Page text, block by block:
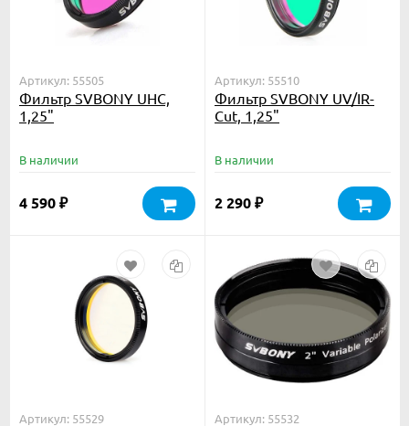
Артикул: 55505
Фильтр SVBONY UHC,
1,25"
В наличии
4 590 ₽
Артикул: 55510
Фильтр SVBONY UV/IR-
Cut, 1,25"
В наличии
2 290 ₽
Артикул: 55529 Артикул: 55532